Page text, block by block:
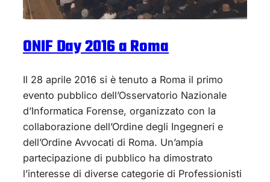
ONIF Day 2016 a Roma
Il 28 aprile 2016 si è tenuto a Roma il primo
evento pubblico dell’Osservatorio Nazionale
d’Informatica Forense, organizzato con la
collaborazione dell’Ordine degli Ingegneri e
dell’Ordine Avvocati di Roma. Un’ampia
partecipazione di pubblico ha dimostrato
l’interesse di diverse categorie di Professionisti